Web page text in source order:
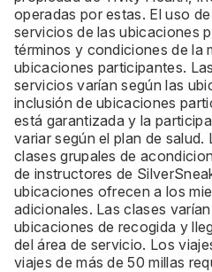
operadas por estas. El uso
servicios de las ubicaciones
términos y condiciones de la
ubicaciones participantes.
servicios varían según las
inclusión de ubicaciones
está garantizada y la
variar según el plan de salud.
clases grupales de
de instructores de
ubicaciones ofrecen a los
adicionales. Las clases
ubicaciones de recogida y
del área de servicio. Los
viajes de más de 50 millas